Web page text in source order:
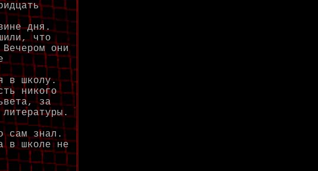
дня.
что
они
в школу.
никого
за
сам знал.
в школе не